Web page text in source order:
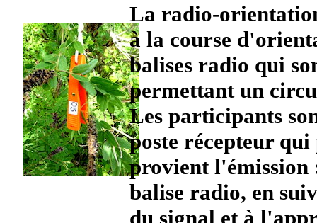
La radio-
à la course
balises radio qui
permettant un
Les participants
poste récepteur
provient l'émission
balise radio, en
du signal et à